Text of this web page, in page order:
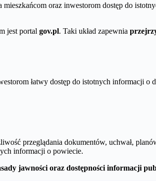
oraz inwestorom dostęp do
jest portal gov.pl. Taki układ zapewnia
łatwy dostęp do istotnych informacji o
przeglądania dokumentów, uchwał,
informacji o powiecie.
jawności oraz dostępności informacji